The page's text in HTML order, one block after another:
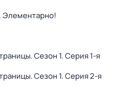
Элементарно!
. Сезон 1. Серия 1-я
. Сезон 1. Серия 2-я